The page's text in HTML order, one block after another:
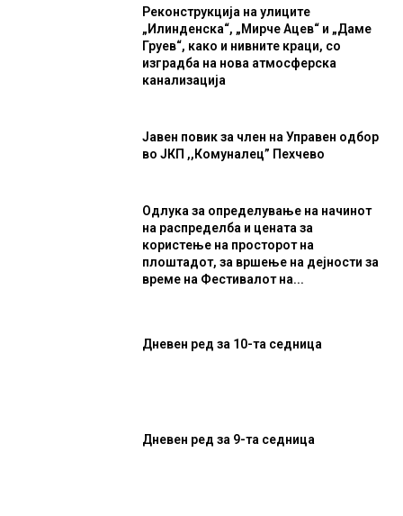
Реконструкција на улиците
„Илинденска“, „Мирче Ацев“ и „Даме
Груев“, како и нивните краци, со
изградба на нова атмосферска
канализација
Јавен повик за член на Управен одбор
во ЈКП ,,Комуналец” Пехчево
Одлука за определување на начинот
на распределба и цената за
користење на просторот на
плоштадот, за вршење на дејности за
време на Фестивалот на...
Дневен ред за 10-та седница
Дневен ред за 9-та седница